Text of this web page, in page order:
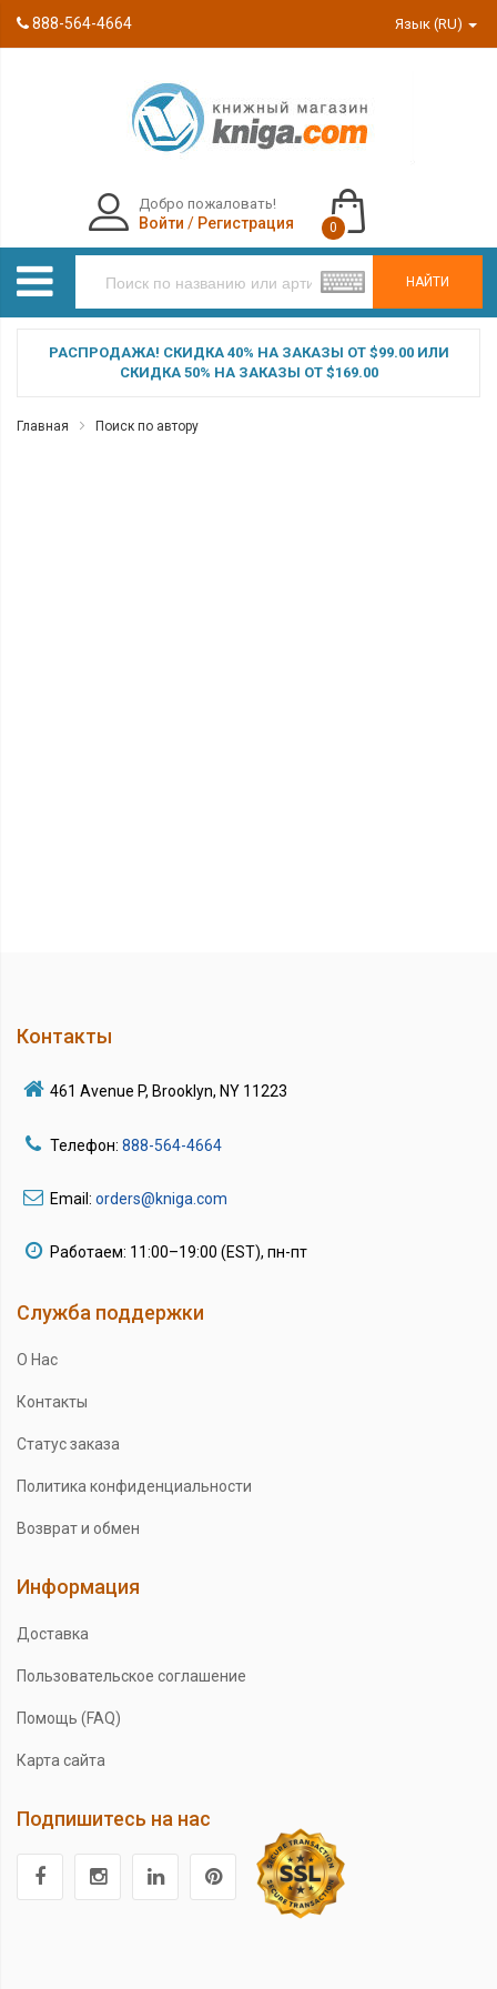
888-564-4664 Язык (RU)
НАЙТИ
Добро пожаловать!
Войти / Регистрация 0
РАСПРОДАЖА! СКИДКА 40% НА ЗАКАЗЫ ОТ $99.00 ИЛИ
СКИДКА 50% НА ЗАКАЗЫ ОТ $169.00
Главная Поиск по автору
Контакты
461 Avenue P, Brooklyn, NY 11223
Телефон: 888-564-4664
Email: orders@kniga.com
Работаем: 11:00–19:00 (EST), пн-пт
Служба поддержки
О Нас
Контакты
Статус заказа
Политика конфиденциальности
Возврат и обмен
Информация
Доставка
Пользовательское соглашение
Помощь (FAQ)
Карта сайта
Подпишитесь на нас